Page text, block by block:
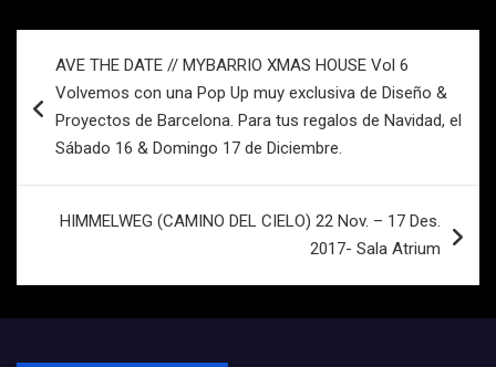
entradas
AVE THE DATE // MYBARRIO XMAS HOUSE Vol 6
Volvemos con una Pop Up muy exclusiva de Diseño &
Proyectos de Barcelona. Para tus regalos de Navidad, el
Sábado 16 & Domingo 17 de Diciembre.
HIMMELWEG (CAMINO DEL CIELO) 22 Nov. – 17 Des.
2017- Sala Atrium